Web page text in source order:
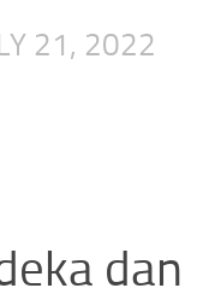
21, 2022
dan